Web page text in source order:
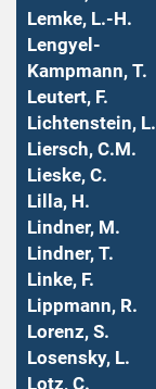
Lemke, L.-H.
Lengyel-
Kampmann, T.
Leutert, F.
Lichtenstein, L.
Liersch, C.M.
Lieske, C.
Lilla, H.
Lindner, M.
Lindner, T.
Linke, F.
Lippmann, R.
Lorenz, S.
Losensky, L.
Lotz, C.